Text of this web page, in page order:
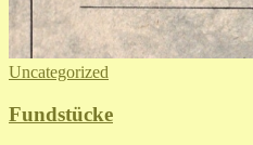
Uncategorized
Fundstücke